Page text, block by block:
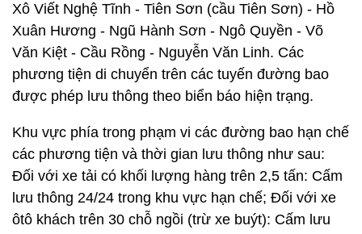
Xô Viết Nghệ Tĩnh - Tiên Sơn (cầu Tiên Sơn) - Hồ
Xuân Hương - Ngũ Hành Sơn - Ngô Quyền - Võ
Văn Kiệt - Cầu Rồng - Nguyễn Văn Linh. Các
phương tiện di chuyển trên các tuyến đường bao
được phép lưu thông theo biển báo hiện trạng.
Khu vực phía trong phạm vi các đường bao hạn chế
các phương tiện và thời gian lưu thông như sau:
Đối với xe tải có khối lượng hàng trên 2,5 tấn: Cấm
lưu thông 24/24 trong khu vực hạn chế; Đối với xe
ôtô khách trên 30 chỗ ngồi (trừ xe buýt): Cấm lưu